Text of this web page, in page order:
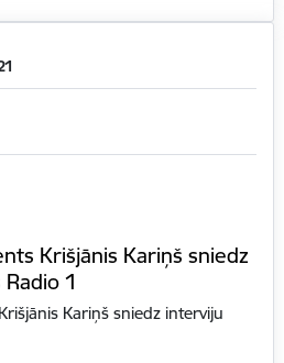
Krišjānis Kariņš sniedz
1
Kariņš sniedz interviju